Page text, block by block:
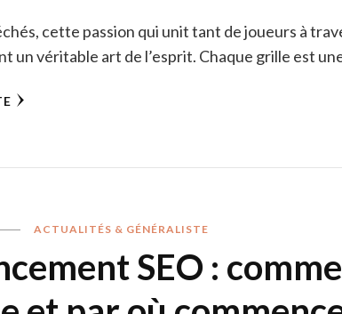
cette passion qui unit tant de joueurs à
un véritable art de l’esprit. Chaque grille est
ACTUALITÉS & GÉNÉRALISTE
SEO :